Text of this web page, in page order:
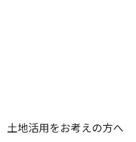
土地活用をお考えの方へ